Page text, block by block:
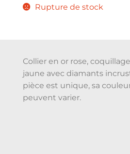
Rupture de stock
Collier en or rose,
jaune avec diamants
pièce est unique, sa
peuvent varier.